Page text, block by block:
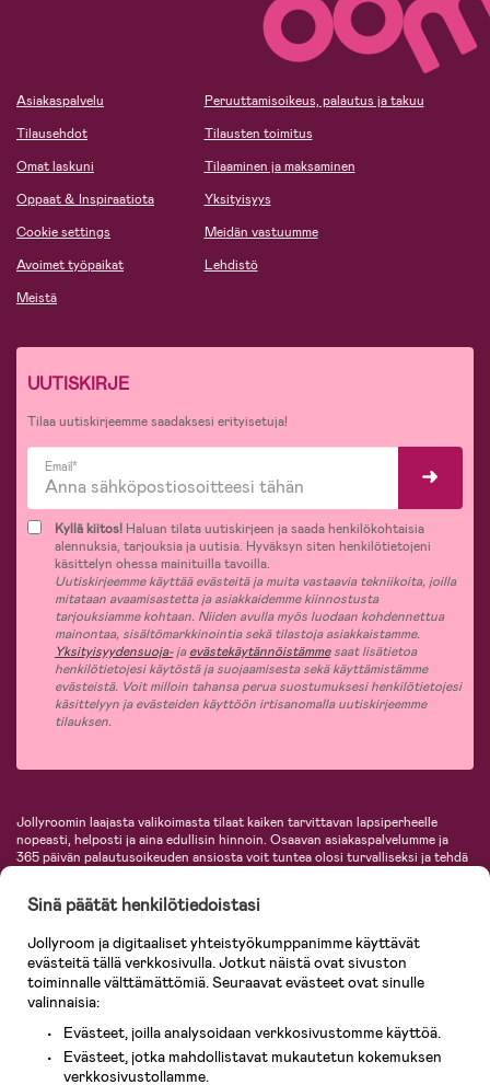
Asiakaspalvelu
Tilausehdot
Omat laskuni
Oppaat & Inspiraatiota
Cookie settings
Avoimet työpaikat
Meistä
Peruuttamisoikeus, palautus ja takuu
Tilausten toimitus
Tilaaminen ja maksaminen
Yksityisyys
Meidän vastuumme
Lehdistö
UUTISKIRJE
Tilaa uutiskirjeemme saadaksesi erityisetuja!
Email*
Kyllä kiitos! Haluan tilata uutiskirjeen ja saada henkilökohtaisia
alennuksia, tarjouksia ja uutisia. Hyväksyn siten henkilötietojeni
käsittelyn ohessa mainituilla tavoilla.
Uutiskirjeemme käyttää evästeitä ja muita vastaavia tekniikoita, joilla
mitataan avaamisastetta ja asiakkaidemme kiinnostusta
tarjouksiamme kohtaan. Niiden avulla myös luodaan kohdennettua
mainontaa, sisältömarkkinointia sekä tilastoja asiakkaistamme.
Yksityisyydensuoja-jaevästekäytännöistämmesaat lisätietoa
henkilötietojesi käytöstä ja suojaamisesta sekä käyttämistämme
evästeistä. Voit milloin tahansa perua suostumuksesi henkilötietojesi
käsittelyyn ja evästeiden käyttöön irtisanomalla uutiskirjeemme
tilauksen.
Jollyroomin laajasta valikoimasta tilaat kaiken tarvittavan lapsiperheelle
nopeasti, helposti ja aina edullisin hinnoin. Osaavan asiakaspalvelumme ja
365 päivän palautusoikeuden ansiosta voit tuntea olosi turvalliseksi ja tehdä
lastentarvikkeita sekä paljon muuta. Meiltä löydät lukuisia tunnettuja
KidKraft, Ergobaby, Philips Avent, Neonate, Cybex, LEGO ja monia muita!
Tervetuloa shoppailemaan Pohjoismaiden suurimpaan lastentarvikkeiden
verkkokauppaan!
Sinä päätät henkilötiedoistasi
Jollyroom ja digitaaliset yhteistyökumppanimme käyttävät
evästeitä tällä verkkosivulla. Jotkut näistä ovat sivuston
toiminnalle välttämättömiä. Seuraavat evästeet ovat sinulle
valinnaisia:
Evästeet, joilla analysoidaan verkkosivustomme käyttöä.
Evästeet, jotka mahdollistavat mukautetun kokemuksen
verkkosivustollamme.